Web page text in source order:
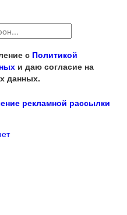
с Политикой
и даю согласие на
данных.
рекламной рассылки